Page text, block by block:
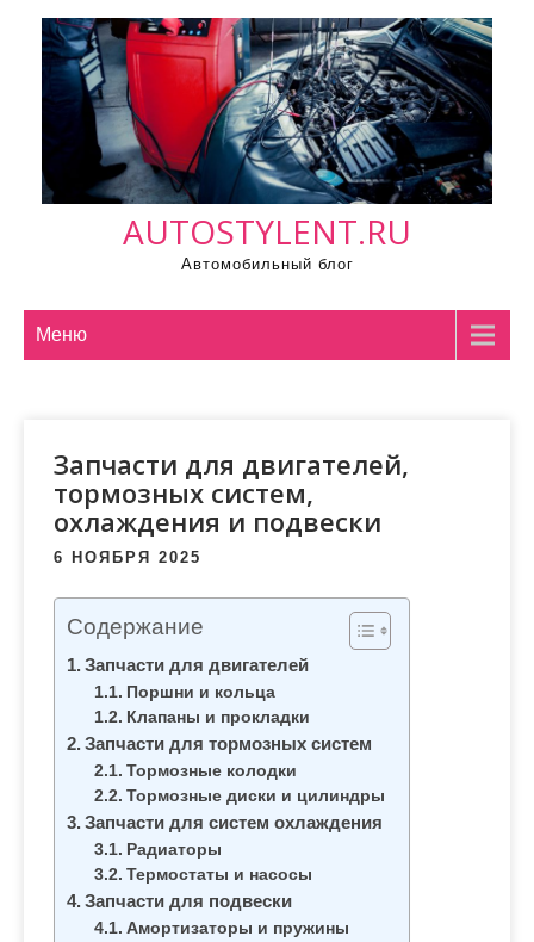
AUTOSTYLENT.RU
Автомобильный блог
Меню
Запчасти для двигателей,
тормозных систем,
охлаждения и подвески
6 НОЯБРЯ 2025
Содержание
Запчасти для двигателей
Поршни и кольца
Клапаны и прокладки
Запчасти для тормозных систем
Тормозные колодки
Тормозные диски и цилиндры
Запчасти для систем охлаждения
Радиаторы
Термостаты и насосы
Запчасти для подвески
Амортизаторы и пружины